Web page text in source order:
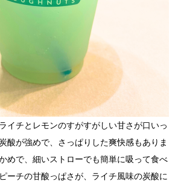
イチとレモンのすがすがしい甘さが口いっ
酸が強めで、さっぱりした爽快感もありま
めで、細いストローでも簡単に吸って食べ
ーチの甘酸っぱさが、ライチ風味の炭酸に